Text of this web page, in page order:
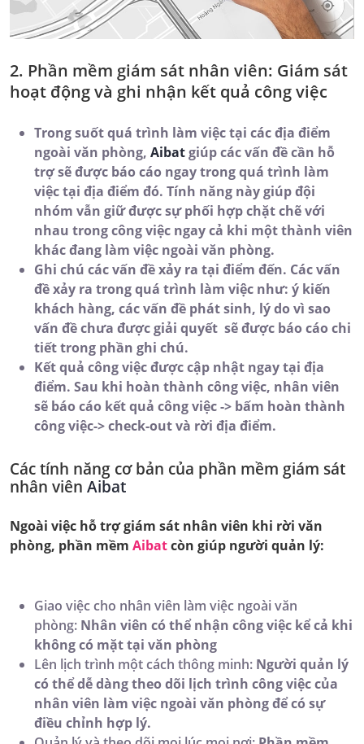
2. Phần mềm giám sát nhân viên: Giám sát
hoạt động và ghi nhận kết quả công việc
Trong suốt quá trình làm việc tại các địa điểm
ngoài văn phòng, Aibatgiúp các vấn đề cần hỗ
trợ sẽ được báo cáo ngay trong quá trình làm
việc tại địa điểm đó. Tính năng này giúp đội
nhóm vẫn giữ được sự phối hợp chặt chẽ với
nhau trong công việc ngay cả khi một thành viên
khác đang làm việc ngoài văn phòng.
Ghi chú các vấn đề xảy ra tại điểm đến. Các vấn
đề xảy ra trong quá trình làm việc như: ý kiến
khách hàng, các vấn đề phát sinh, lý do vì sao
vấn đề chưa được giải quyết sẽ được báo cáo chi
tiết trong phần ghi chú.
Kết quả công việc được cập nhật ngay tại địa
điểm. Sau khi hoàn thành công việc, nhân viên
sẽ báo cáo kết quả công việc -> bấm hoàn thành
công việc-> check-out và rời địa điểm.
Các tính năng cơ bản của phần mềm giám sát
nhân viên Aibat
Ngoài việc hỗ trợ giám sát nhân viên khi rời văn
phòng, phần mềm Aibatcòn giúp người quản lý:
Giao việc cho nhân viên làm việc ngoài văn
phòng: Nhân viên có thể nhận công việc kể cả khi
không có mặt tại văn phòng
Lên lịch trình một cách thông minh: Người quản lý
có thể dễ dàng theo dõi lịch trình công việc của
nhân viên làm việc ngoài văn phòng để có sự
điều chỉnh hợp lý.